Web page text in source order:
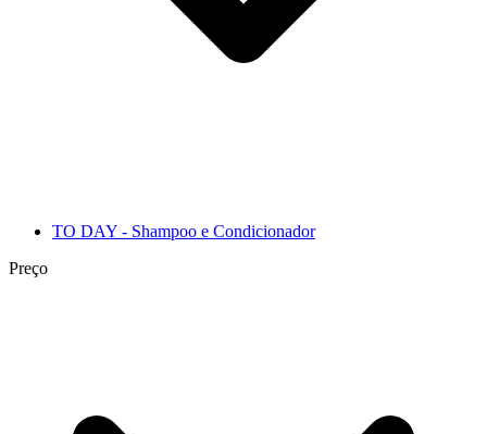
TO DAY - Shampoo e Condicionador
Preço